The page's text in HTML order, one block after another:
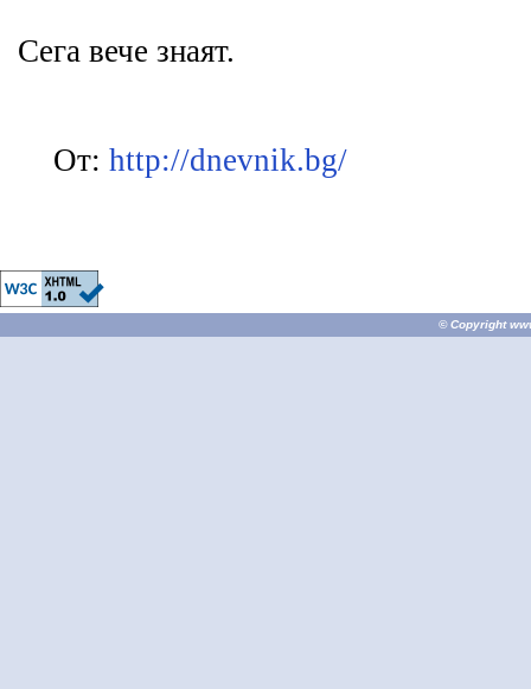
Сега вече знаят.
От: http://dnevnik.bg/
© Copyright